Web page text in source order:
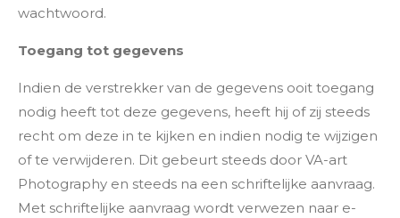
wachtwoord.
Toegang tot gegevens
Indien de verstrekker van de gegevens ooit toegang
nodig heeft tot deze gegevens, heeft hij of zij steeds
recht om deze in te kijken en indien nodig te wijzigen
of te verwijderen. Dit gebeurt steeds door VA-art
Photography en steeds na een schriftelijke aanvraag.
Met schriftelijke aanvraag wordt verwezen naar e-